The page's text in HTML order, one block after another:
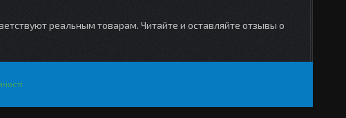
реальным товарам. Читайте и оставляйте отзывы о